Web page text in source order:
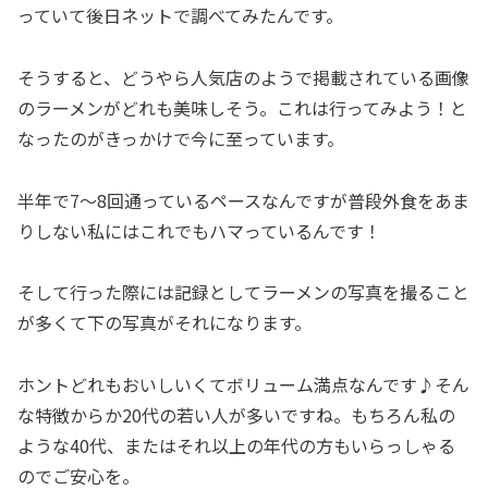
っていて後日ネットで調べてみたんです。
そうすると、どうやら人気店のようで掲載されている画像
のラーメンがどれも美味しそう。これは行ってみよう！と
なったのがきっかけで今に至っています。
半年で7〜8回通っているペースなんですが普段外食をあま
りしない私にはこれでもハマっているんです！
そして行った際には記録としてラーメンの写真を撮ること
が多くて下の写真がそれになります。
ホントどれもおいしいくてボリューム満点なんです♪そん
な特徴からか20代の若い人が多いですね。もちろん私の
ような40代、またはそれ以上の年代の方もいらっしゃる
のでご安心を。